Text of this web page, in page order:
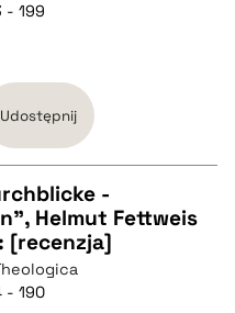
- 199
Udostępnij
-
Helmut Fettweis
[recenzja]
- 190